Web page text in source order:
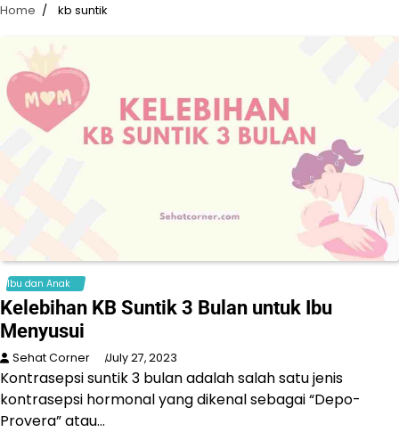
Home kb suntik
Ibu dan Anak
Kelebihan KB Suntik 3 Bulan untuk Ibu
Menyusui
Sehat Corner July 27, 2023
Kontrasepsi suntik 3 bulan adalah salah satu jenis
kontrasepsi hormonal yang dikenal sebagai “Depo-
Provera” atau…